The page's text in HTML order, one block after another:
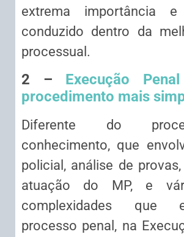
extrema importância
conduzido dentro da
processual.
2 – Execução
procedimento mais
Diferente do
conhecimento, que
policial, análise de
atuação do MP, e
complexidades que
processo penal, na